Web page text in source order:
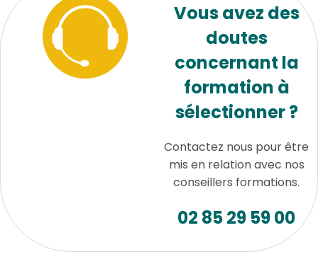
Vous avez des
doutes
concernant la
formation à
sélectionner ?
Contactez nous pour être
mis en relation avec nos
conseillers formations.
02 85 29 59 00